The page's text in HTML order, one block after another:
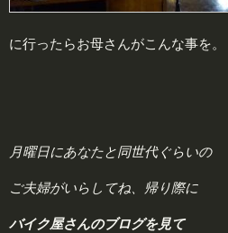
に行ったらお母さんがこんな事を。
月曜日にあなたと同世代ぐらいの
ご夫婦がいらしてね、帰り際に
バイク屋さんのブログを見て